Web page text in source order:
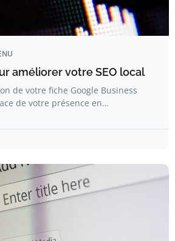
améliorer votre SEO local
de votre fiche Google Business
de votre présence en…